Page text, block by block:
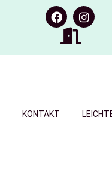
KONTAKT